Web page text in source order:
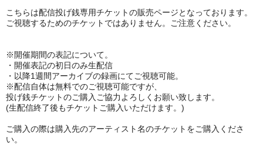
こちらは配信投げ銭専用チケットの販売ページとなっております。
ご視聴するためのチケットではありません。ご注意ください。
※開催期間の表記について。
・開催表記の初日のみ生配信
・以降1週間アーカイブの録画にてご視聴可能。
※配信自体は無料でのご視聴可能ですが、
投げ銭チケットのご購入ご協力よろしくお願い致します。
(生配信終了後もチケットご購入いただけます。)
ご購入の際は購入先のアーティスト名のチケットをご購入くださ
い。